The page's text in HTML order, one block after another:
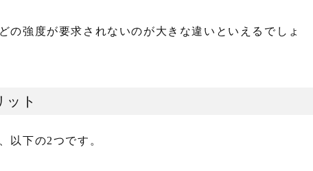
の強度が要求されないのが大きな違いといえるでしょ
ト
以下の2つです。